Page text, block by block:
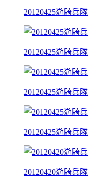
20120425遊騎兵
20120425遊騎兵
20120425遊騎兵
20120425遊騎兵
20120420遊騎兵